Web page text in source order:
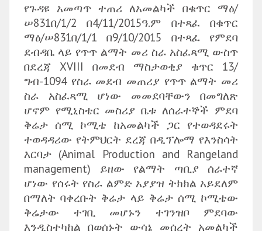
የጉዳዩ አመጣጥ ተጠሪ ለአመልካች በቁጥር ማዕ/
ሠ831በ/1/2 በ4/11/2015ዓ.ም በተጻፈ በቁጥር
ማዕ/ሠ831በ/1/1 በ9/10/2015 በተጻፈ የምደባ
ደብዳቤ ላይ የጥጥ ልማት መሪ ስራ አስፈጻሚ ውስጥ
በደረጃ XVIII በመደብ ማስታወቂያ ቁጥር 13/
ግብ-1094 የስራ መደብ መጠሪያ የጥጥ ልማት መሪ
ስራ አስፈጻሚ ሆነው መመደባቸውን በመግለጽ
ሆኖም የሚኒስቴር መስሪያ ቤቱ ለሰራተኞች ምደባ
ቅሬታ ሰሚ ኮሚቴ ከአመልካች ጋር የተወዳደሩት
ተወዳዳሪው የትምህርት ደረጃ በዲፕሎማ የእንስሳት
እርባታ (Animal Production and Rangeland
management) ይዘው የልማት ጣቢያ ሰራተኛ
ሆነው የሰሩት የስራ ልምድ አያያዝ ትክክል አይደለም
በማለት ባቀረቡት ቅሬታ ላይ ቅሬታ ሰሚ ኮሚቴው
ቅሬታው ተገቢ መሆኑን ተገንዝቦ ምደባው
እንዲስተካከል በወሰኑት ውሳኔ መሰረት አመልካች